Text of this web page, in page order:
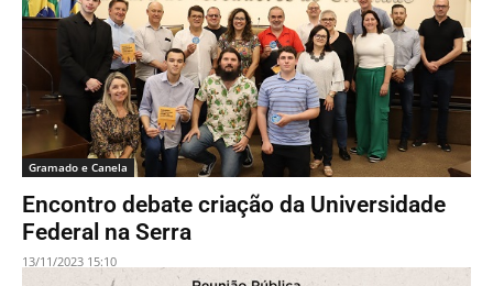
Gramado e Canela
Encontro debate criação da Universidade
Federal na Serra
13/11/2023 15:10